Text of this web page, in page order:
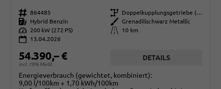
Fahrzeugnr. 864485 Getriebe
Doppelkupplungsgetriebe (DSG)
Kraftstoff
Hybrid Benzin Außenfarbe
Grenadillschwarz Metallic
Leistung
200 kW (272 PS) Kilometerstand
10 km
13.04.2026
54.390,– €
incl. 19% MwSt.
DETAILS
Energieverbrauch (gewichtet, kombiniert):
9,00 l/100km + 1,70 kWh/100km